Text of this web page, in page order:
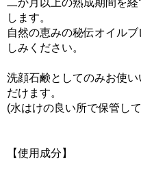
します。
自然の恵みの秘伝オイル
しみください。
洗顔石鹸としてのみお使
だけます。
(水はけの良い所で保管して
【使用成分】